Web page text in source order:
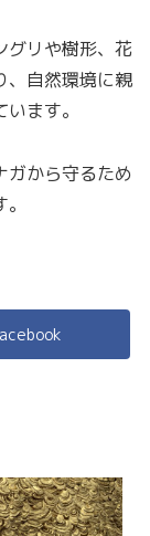
グリや樹形、花
、自然環境に親
ます。
ガから守るため